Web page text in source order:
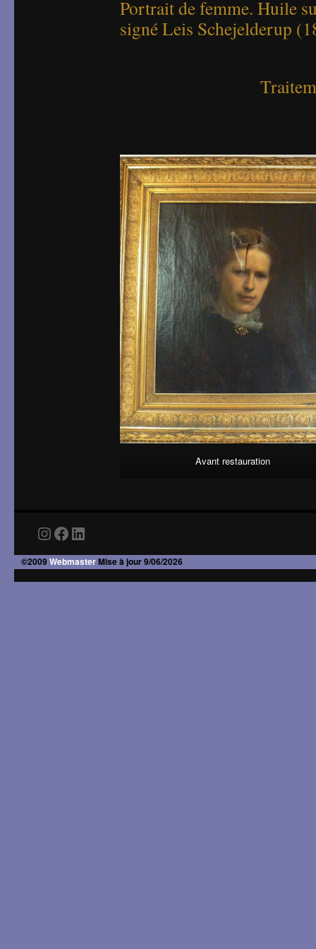
Portrait de femme. Huile
signé Leis Schejelderup
Avant restauration
Instagram
Facebook
LinkedIn
©2009WebmasterMise à jour 9/06/2026